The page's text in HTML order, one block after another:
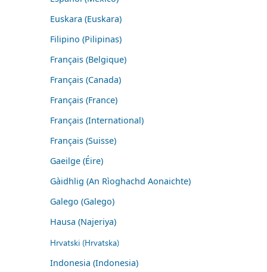
Euskara (Euskara)
Filipino (Pilipinas)
Français (Belgique)
Français (Canada)
Français (France)
Français (International)
Français (Suisse)
Gaeilge (Éire)
Gàidhlig (An Rìoghachd Aonaichte)
Galego (Galego)
Hausa (Najeriya)
Hrvatski (Hrvatska)
Indonesia (Indonesia)